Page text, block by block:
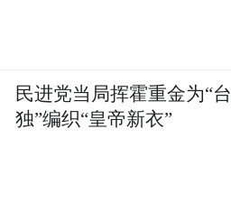
民进党当局挥霍重金为“台
独”编织“皇帝新衣”